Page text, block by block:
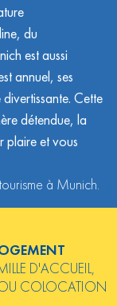
du
est aussi
annuel, ses
Cette
détendue, la
plaire et vous
à Munich.
D'ACCUEIL,
COLOCATION